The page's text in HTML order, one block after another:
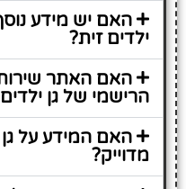
האם יש מידע
ילדים זית?
האם האתר
הרישמי של גן ילדים
האם המידע על גן
מדוייק?